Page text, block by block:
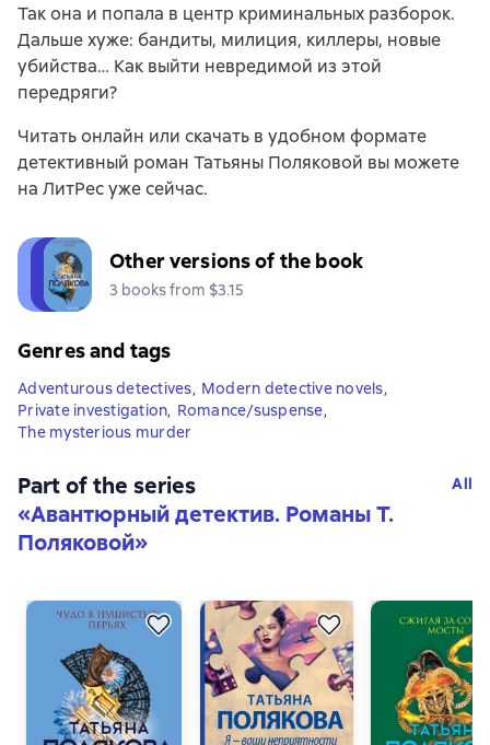
Так она и попала в центр криминальных разборок.
Дальше хуже: бандиты, милиция, киллеры, новые
убийства… Как выйти невредимой из этой
передряги?
Читать онлайн или скачать в удобном формате
детективный роман Татьяны Поляковой вы можете
на ЛитРес уже сейчас.
Other versions of the book
3 books from $3.15
Genres and tags
Adventurous detectives, Modern detective novels,
Private investigation, Romance/suspense,
The mysterious murder
Part of the series
«Авантюрный детектив. Романы Т.
Поляковой»
All